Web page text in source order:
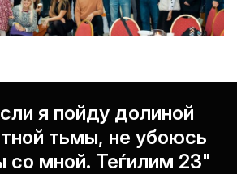
я пойду долиной
тьмы, не убоюсь
со мной. Теѓилим 23"